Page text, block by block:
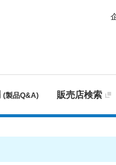
(製品Q&A) 販売店検索